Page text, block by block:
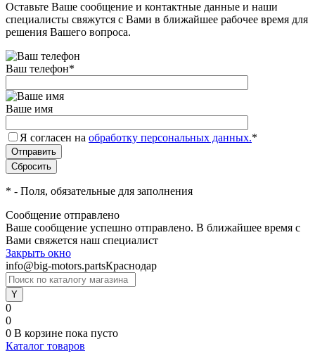
Оставьте Ваше сообщение и контактные данные и наши
специалисты свяжутся с Вами в ближайшее рабочее время для
решения Вашего вопроса.
Ваш телефон*
Ваше имя
Я согласен на обработку персональных данных.*
* - Поля, обязательные для заполнения
Сообщение отправлено
Ваше сообщение успешно отправлено. В ближайшее время с
Вами свяжется наш специалист
Закрыть окно
info@big-motors.partsКраснодар
0
0
0 В корзине пока пусто
Каталог товаров